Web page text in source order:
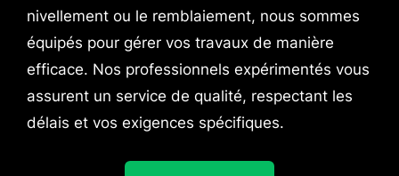
nivellement ou le remblaiement, nous sommes
équipés pour gérer vos travaux de manière
efficace. Nos professionnels expérimentés vous
assurent un service de qualité, respectant les
délais et vos exigences spécifiques.